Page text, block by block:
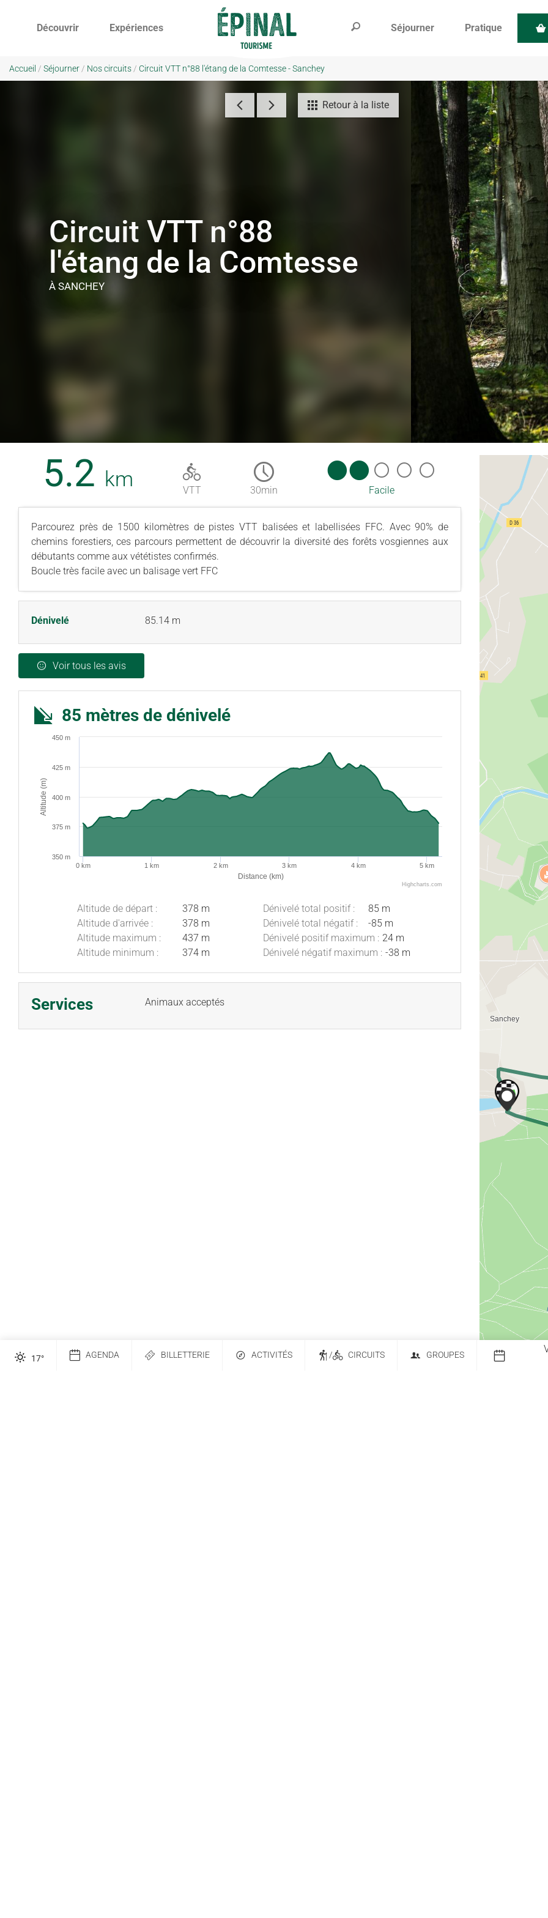
Découvrir Expériences Séjourner Pratique
Accueil / Séjourner / Nos circuits / Circuit VTT n°88 l'étang de la Comtesse - Sanchey
Retour à la liste
Circuit VTT n°88
l'étang de la Comtesse
À SANCHEY
5.2 km VTT 30min Facile
Parcourez près de 1500 kilomètres de pistes VTT balisées et labellisées FFC. Avec 90% de
chemins forestiers, ces parcours permettent de découvrir la diversité des forêts vosgiennes aux
débutants comme aux vététistes confirmés.
Boucle très facile avec un balisage vert FFC
Dénivelé 85.14 m
Voir tous les avis
85 mètres de dénivelé
Distance (km)
Altitude (m)
0 km 1 km 2 km 3 km 4 km 5 km
350 m
375 m
400 m
425 m
450 m
Highcharts.com
Altitude de départ :
378 m
Altitude d'arrivée :
378 m
Altitude maximum :
437 m
Altitude minimum :
374 m
Dénivelé total positif :
85 m
Dénivelé total négatif :
-85 m
Dénivelé positif maximum : 24 m
Dénivelé négatif maximum : -38 m
Services Animaux acceptés
17° AGENDA BILLETTERIE ACTIVITÉS / CIRCUITS GROUPES